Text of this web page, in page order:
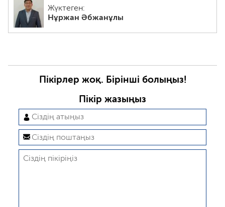
Жүктеген:
Нұржан Әбжанұлы
Пікірлер жоқ. Бірінші болыңыз!
Пікір жазыңыз